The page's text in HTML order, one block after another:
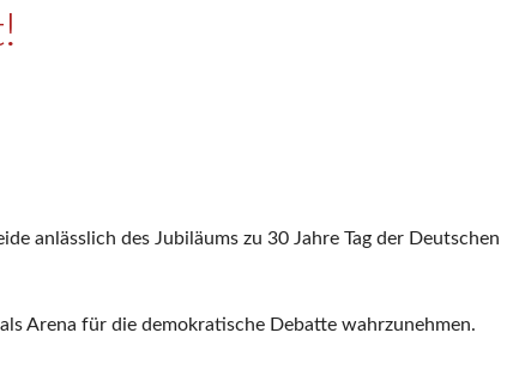
anlässlich des Jubiläums zu 30 Jahre Tag der Deutschen
Arena für die demokratische Debatte wahrzunehmen.